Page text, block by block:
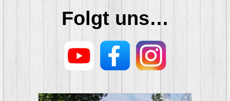
Folgt uns…